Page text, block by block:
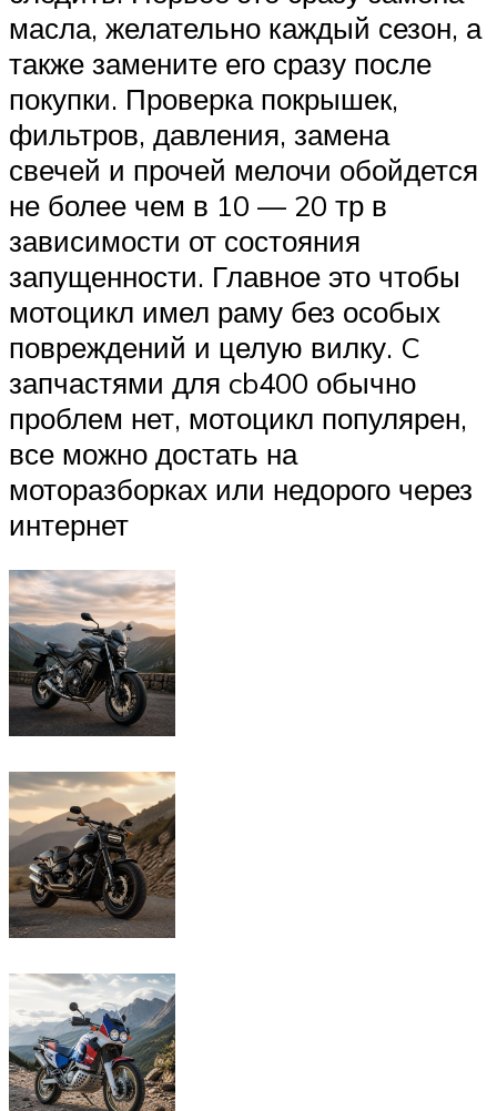
масла, желательно каждый сезон, а
также замените его сразу после
покупки. Проверка покрышек,
фильтров, давления, замена
свечей и прочей мелочи обойдется
не более чем в 10 — 20 тр в
зависимости от состояния
запущенности. Главное это чтобы
мотоцикл имел раму без особых
повреждений и целую вилку. C
запчастями для cb400 обычно
проблем нет, мотоцикл популярен,
все можно достать на
моторазборках или недорого через
интернет